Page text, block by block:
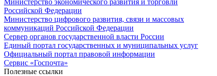
Российской Федерации
Министерство цифрового развития, связи и массовых
коммуникаций Российской Федерации
Сервер органов государственной власти России
Единый портал государственных и муниципальных услуг
Официальный портал правовой информации
Cервис «Госпочта»
Полезные ссылки